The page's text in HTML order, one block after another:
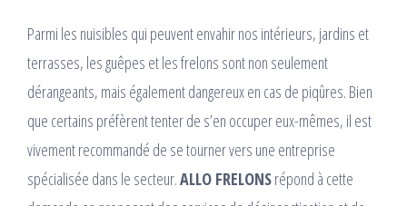
Parmi les nuisibles qui peuvent envahir nos intérieurs, jardins et
terrasses, les guêpes et les frelons sont non seulement
dérangeants, mais également dangereux en cas de piqûres. Bien
que certains préfèrent tenter de s’en occuper eux-mêmes, il est
vivement recommandé de se tourner vers une entreprise
spécialisée dans le secteur.ALLO FRELONSrépond à cette